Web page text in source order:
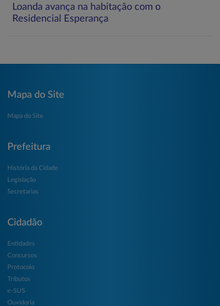
Loanda avança na habitação com o
Residencial Esperança
Mapa do Site
Mapa do Site
Prefeitura
História da Cidade
Legislação
Secretarias
Cidadão
Entidades
Concursos
Protocolo
Tributos
e-SUS
Ouvidoria